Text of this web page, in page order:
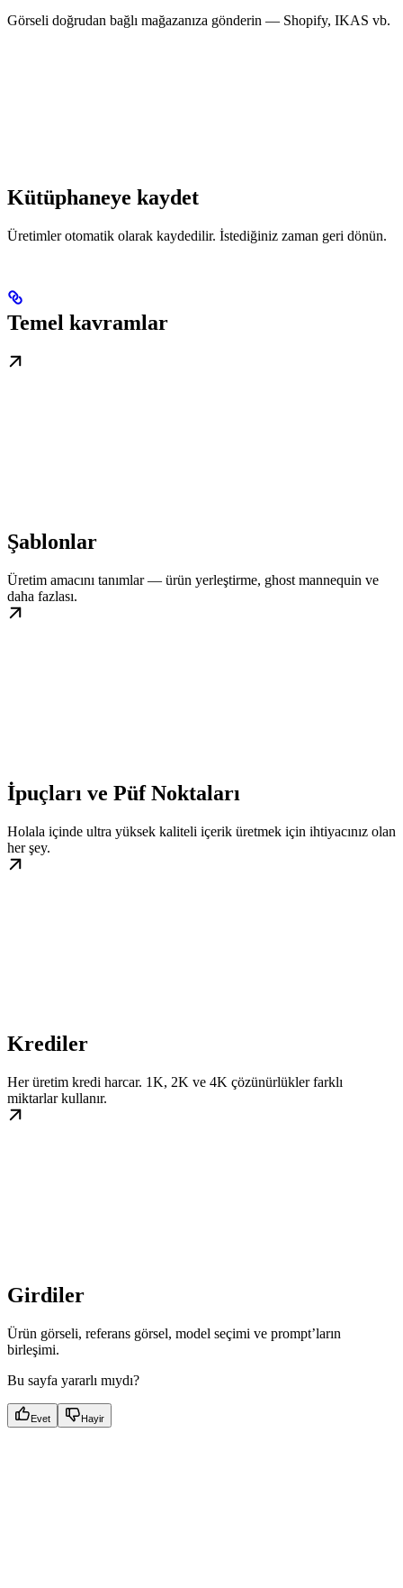
Görseli doğrudan bağlı mağazanıza gönderin — Shopify, IKAS vb.
Kütüphaneye kaydet
Üretimler otomatik olarak kaydedilir. İstediğiniz zaman geri dönün.
Temel kavramlar
Şablonlar
Üretim amacını tanımlar — ürün yerleştirme, ghost mannequin ve
daha fazlası.
İpuçları ve Püf Noktaları
Holala içinde ultra yüksek kaliteli içerik üretmek için ihtiyacınız olan
her şey.
Krediler
Her üretim kredi harcar. 1K, 2K ve 4K çözünürlükler farklı
miktarlar kullanır.
Girdiler
Ürün görseli, referans görsel, model seçimi ve prompt’ların
birleşimi.
Bu sayfa yararlı mıydı?
Evet Hayir